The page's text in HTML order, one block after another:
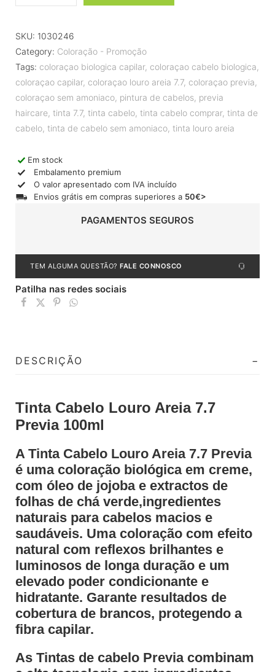
SKU: 1030246
Category: Coloração - Promoção
Tags: coloraçao biologica capilar, coloraçao cabelo biologica,
coloraçao capilar, coloraçao louro areia 7.7, coloraçao previa,
coloraçao sem amoniaco, pintura de cabelos, previa
haircare, tinta 7.7, tinta cabelo, tinta cabelo comprar, tinta de
cabelo, tinta de cabelo sem amoniaco, tinta louro areia
Em stock
Embalamento premium
O valor apresentado com IVA incluído
Envios grátis em compras superiores a 50€>
PAGAMENTOS SEGUROS
TEM ALGUMA QUESTÃO? FALE CONNOSCO
Patilha nas redes sociais
DESCRIÇÃO
Tinta Cabelo Louro Areia 7.7
Previa 100ml
A Tinta Cabelo Louro Areia 7.7 Previa
é uma coloração biológica em creme,
com óleo de jojoba e extractos de
folhas de chá verde,ingredientes
naturais para cabelos macios e
saudáveis. Uma coloração com efeito
natural com reflexos brilhantes e
luminosos de longa duração e um
elevado poder condicionante e
hidratante. Garante resultados de
cobertura de brancos, protegendo a
fibra capilar.
As Tintas de cabelo Previa combinam